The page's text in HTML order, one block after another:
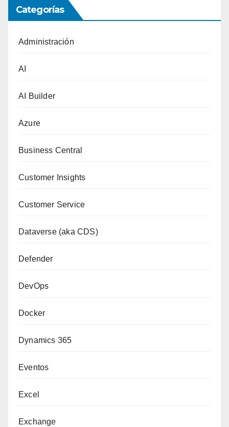
Categorías
Administración
AI
AI Builder
Azure
Business Central
Customer Insights
Customer Service
Dataverse (aka CDS)
Defender
DevOps
Docker
Dynamics 365
Eventos
Excel
Exchange